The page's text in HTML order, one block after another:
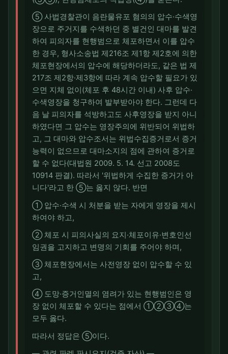
⑤ 사법경찰관이 음란물유포 혐의의 압수·수색영
장으로 주거지를 수색하던 중 별건인 대마를 발견
하여 피의자를 현행범으로 체포하면서 이를 압수
한 경우, 형사소송법 제216조 제1항 제2호에 의한
체포현장에서의 압수에 해당하더라도, 같은 법 제
217조 제2항·제3항에 따라 계속 압수할 필요가 있
으면 지체 없이(체포 후 48시간 이내) 사후 압수·
수색영장을 청구하여 발부받아야 한다. 그런데 다
음 날 피의자를 석방하고도 사후영장을 받지 아니
하였다면 그 압수는 영장주의에 위반되어 위법하
고, 그 대마와 압수조서는 위법수집증거로서 증거
능력이 없으므로 대마소지의 점에 관하여 증거로
할 수 없다(대법원 2009. 5. 14. 선고 2008도
10914 판결). 따라서 '위법하게 수집한 증거가 아
니다'라고 한 ⑤는 옳지 않다. 반면
① 압수·수색 시 처분을 받는 자에게 영장을 제시
하여야 하고,
② 체포 시 피의사실의 요지·체포이유·변호인선
임권을 고지하고 변명의 기회를 주어야 하며,
③ 체포현장에서는 사전영장 없이 압수할 수 있
고,
④ 도망·증거인멸의 염려가 있는 현행범인은 영
장 없이 체포할 수 있다는 점에서 ①②③④는
모두 옳다.
따라서 정답은 ⑤이다.